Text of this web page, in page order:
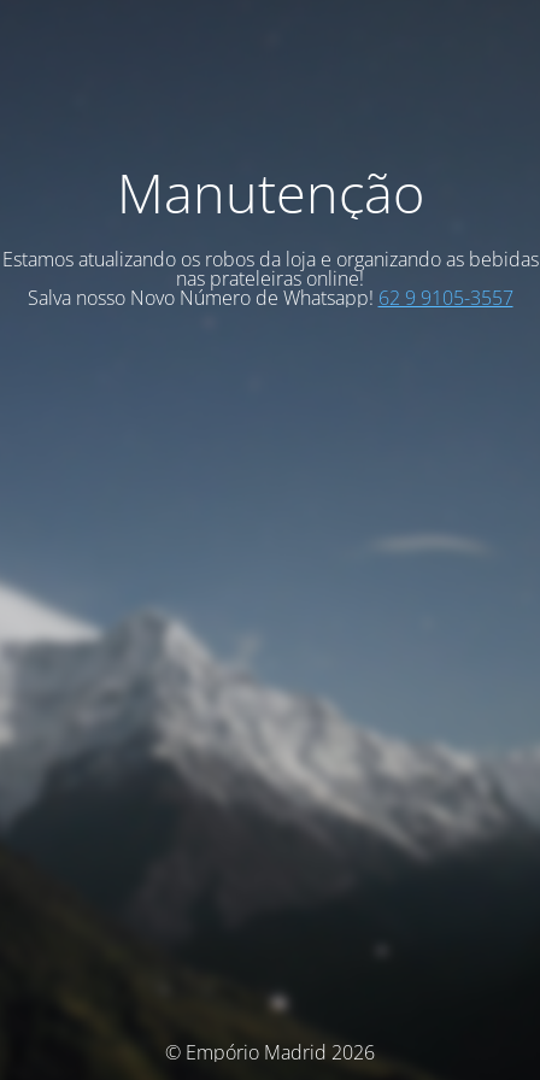
Manutenção
Estamos atualizando os robos da loja e organizando as bebidas
nas prateleiras online!
Salva nosso Novo Número de Whatsapp! 62 9 9105-3557
© Empório Madrid 2026